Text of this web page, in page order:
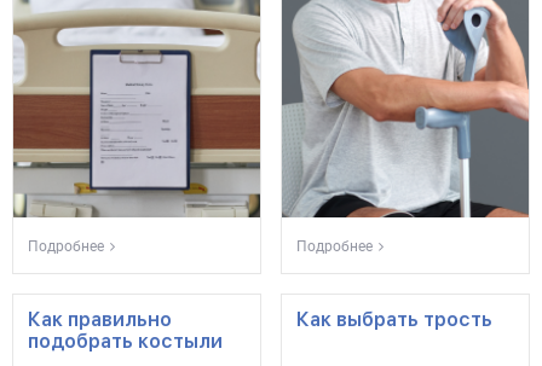
Подробнее Подробнее
Как правильно
подобрать костыли
Как выбрать трость